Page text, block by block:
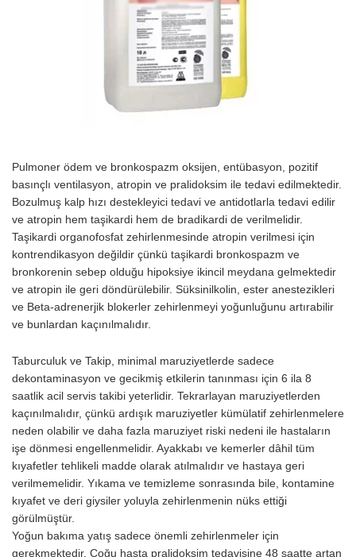
Pulmoner ödem ve bronkospazm oksijen, entübasyon, pozitif
basınçlı ventilasyon, atropin ve pralidoksim ile tedavi edilmektedir.
Bozulmuş kalp hızı destekleyi­ci tedavi ve antidotlarla tedavi edilir
ve atropin hem taşikardi hem de bradikardi de verilmelidir.
Taşikardi organofosfat zehirlenmesinde atropin verilmesi için
kontrendikasyon değildir çünkü taşikardi bronkospazm ve
bronkorenin sebep olduğu hipoksiye ikincil meyda­na gelmektedir
ve atropin ile geri döndürülebilir. Süksinilkolin, ester anestezikleri
ve Beta-adrenerjik blokerler zehirlenmeyi yoğunluğunu artırabilir
ve bunlardan kaçınılmalıdır.
Taburculuk ve Takip, minimal maruziyetlerde sadece
dekontaminas­yon ve gecikmiş etkilerin tanınması için 6 ila 8
saatlik acil servis takibi yeterlidir. Tekrarlayan maruziyetlerden
kaçınılmalıdır, çünkü ardışık maruziyetler kümülatif zehirlenmelere
neden olabilir ve daha fazla maru­ziyet riski nedeni ile hastaların
işe dönmesi engellenmelidir. Ayakkabı ve kemerler dâhil tüm
kıyafetler tehlikeli madde olarak atılmalıdır ve hasta­ya geri
verilmemelidir. Yıkama ve temizleme sonrasında bile, kontamine
kıyafet ve deri giysiler yoluyla zehirlenmenin nüks ettiği
görülmüştür.
Yoğun bakıma yatış sadece önemli zehirlenmeler için
gerekmektedir. Çoğu hasta pralidoksim tedavisine 48 saatte artan